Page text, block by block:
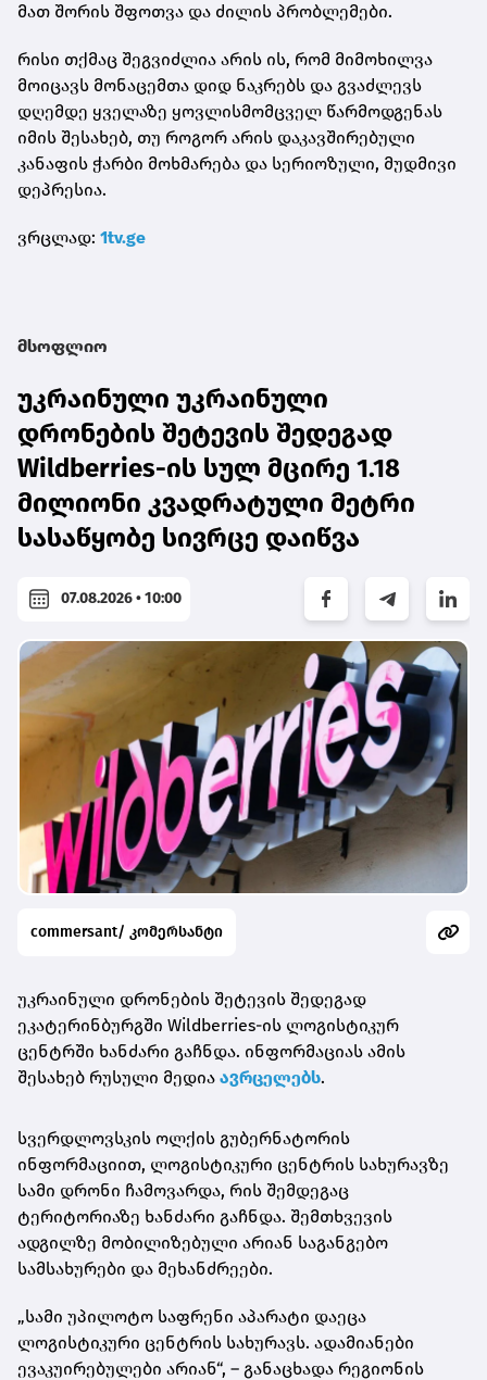
მათ შორის შფოთვა და ძილის პრობლემები.
რისი თქმაც შეგვიძლია არის ის, რომ მიმოხილვა
მოიცავს მონაცემთა დიდ ნაკრებს და გვაძლევს
დღემდე ყველაზე ყოვლისმომცველ წარმოდგენას
იმის შესახებ, თუ როგორ არის დაკავშირებული
კანაფის ჭარბი მოხმარება და სერიოზული, მუდმივი
დეპრესია.
ვრცლად: 1tv.ge
მსოფლიო
უკრაინული უკრაინული
დრონების შეტევის შედეგად
Wildberries-ის სულ მცირე 1.18
მილიონი კვადრატული მეტრი
სასაწყობე სივრცე დაიწვა
07.08.2026 • 10:00
commersant/ კომერსანტი
უკრაინული დრონების შეტევის შედეგად
ეკატერინბურგში Wildberries-ის ლოგისტიკურ
ცენტრში ხანძარი გაჩნდა. ინფორმაციას ამის
შესახებ რუსული მედია ავრცელებს.
სვერდლოვსკის ოლქის გუბერნატორის
ინფორმაციით, ლოგისტიკური ცენტრის სახურავზე
სამი დრონი ჩამოვარდა, რის შემდეგაც
ტერიტორიაზე ხანძარი გაჩნდა. შემთხვევის
ადგილზე მობილიზებული არიან საგანგებო
სამსახურები და მეხანძრეები.
„სამი უპილოტო საფრენი აპარატი დაეცა
ლოგისტიკური ცენტრის სახურავს. ადამიანები
ევაკუირებულები არიან“, – განაცხადა რეგიონის